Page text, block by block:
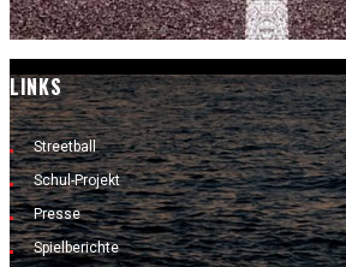
LINKS
Streetball
Schul-Projekt
Presse
Spielberichte